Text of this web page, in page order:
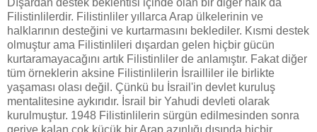
Dışardan destek beklentisi içinde olan bir diğer halk da
Filistinlilerdir. Filistinliler yıllarca Arap ülkelerinin ve
halklarının desteğini ve kurtarmasını beklediler. Kısmi destek
olmuştur ama Filistinlileri dışardan gelen hiçbir gücün
kurtaramayacağını artık Filistinliler de anlamıştır. Fakat diğer
tüm örneklerin aksine Filistinlilerin İsrailliler ile birlikte
yaşaması olası değil. Çünkü bu İsrail'in devlet kuruluş
mentalitesine aykırıdır. İsrail bir Yahudi devleti olarak
kurulmuştur. 1948 Filistinlilerin sürgün edilmesinden sonra